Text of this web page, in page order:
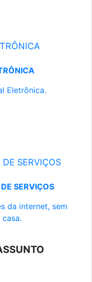
Eletrônica.
SERVIÇOS
SERVIÇOS
da internet, sem